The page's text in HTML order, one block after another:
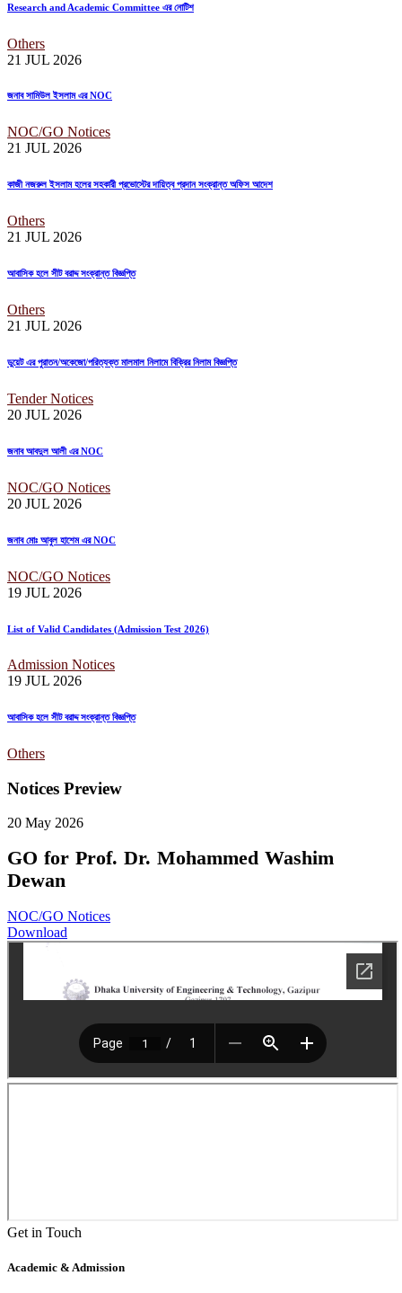
Research and Academic Committee এর নোটিশ
Others
21 JUL 2026
জনাব সামিউল ইসলাম এর NOC
NOC/GO Notices
21 JUL 2026
কাজী নজরুল ইসলাম হলের সহকারী প্রভোস্টের দায়িত্ব প্রদান সংক্রান্ত অফিস আদেশ
Others
21 JUL 2026
আবাসিক হলে সীট বরাদ্দ সংক্রান্ত বিজ্ঞপ্তি
Others
21 JUL 2026
ডুয়েট এর পুরাতন/অকেজো/পরিত্যক্ত মালমাল নিলামে বিক্রির নিলাম বিজ্ঞপ্তি
Tender Notices
20 JUL 2026
জনাব আবদুল আলী এর NOC
NOC/GO Notices
20 JUL 2026
জনাব মোঃ আবুল হাশেম এর NOC
NOC/GO Notices
19 JUL 2026
List of Valid Candidates (Admission Test 2026)
Admission Notices
19 JUL 2026
আবাসিক হলে সীট বরাদ্দ সংক্রান্ত বিজ্ঞপ্তি
Others
Notices Preview
20 May 2026
GO for Prof. Dr. Mohammed Washim
Dewan
NOC/GO Notices
Download
Get in Touch
Academic & Admission